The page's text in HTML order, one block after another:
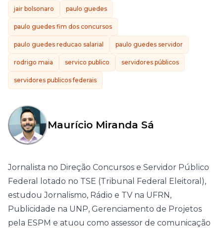
jair bolsonaro paulo guedes
paulo guedes fim dos concursos
paulo guedes reducao salarial paulo guedes servidor
rodrigo maia servico publico servidores públicos
servidores publicos federais
Maurício Miranda Sá
Jornalista no Direção Concursos e Servidor Público
Federal lotado no TSE (Tribunal Federal Eleitoral),
estudou Jornalismo, Rádio e TV na UFRN,
Publicidade na UNP, Gerenciamento de Projetos
pela ESPM e atuou como assessor de comunicação